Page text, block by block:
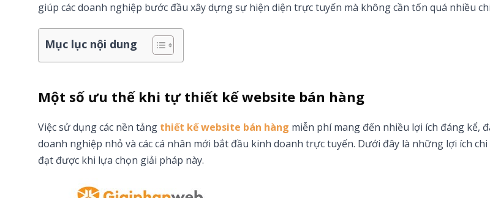
giúp các doanh nghiệp bước đầu xây dựng sự hiện diện trực tuyến mà không cần tốn quá nhiều
Mục lục nội dung
Một số ưu thế khi tự thiết kế website bán hàng
Việc sử dụng các nền tảng thiết kế website bán hàng miễn phí mang đến nhiều lợi ích đáng kể,
doanh nghiệp nhỏ và các cá nhân mới bắt đầu kinh doanh trực tuyến. Dưới đây là những lợi ích
đạt được khi lựa chọn giải pháp này.